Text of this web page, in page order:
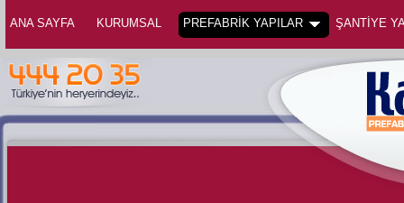
ANA SAYFA KURUMSAL PREFABRİK YAPILAR ŞANTİYE